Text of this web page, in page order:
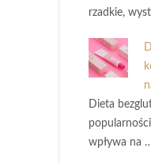
rzadkie,
Dieta
wpływa na